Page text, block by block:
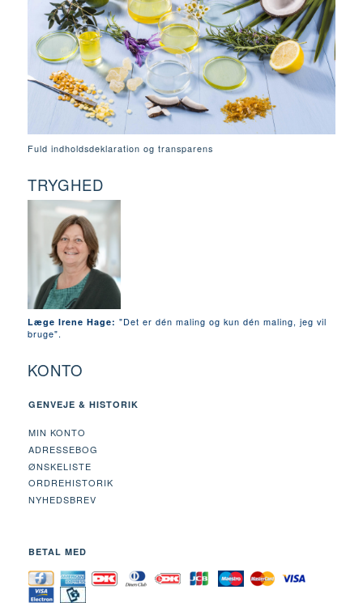
Fuld indholdsdeklaration og transparens
TRYGHED
Læge Irene Hage: "Det er dén maling og kun dén maling, jeg vil
bruge".
KONTO
GENVEJE & HISTORIK
MIN KONTO
ADRESSEBOG
ØNSKELISTE
ORDREHISTORIK
NYHEDSBREV
BETAL MED